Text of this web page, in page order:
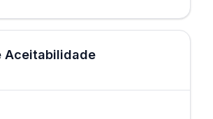
Aceitabilidade